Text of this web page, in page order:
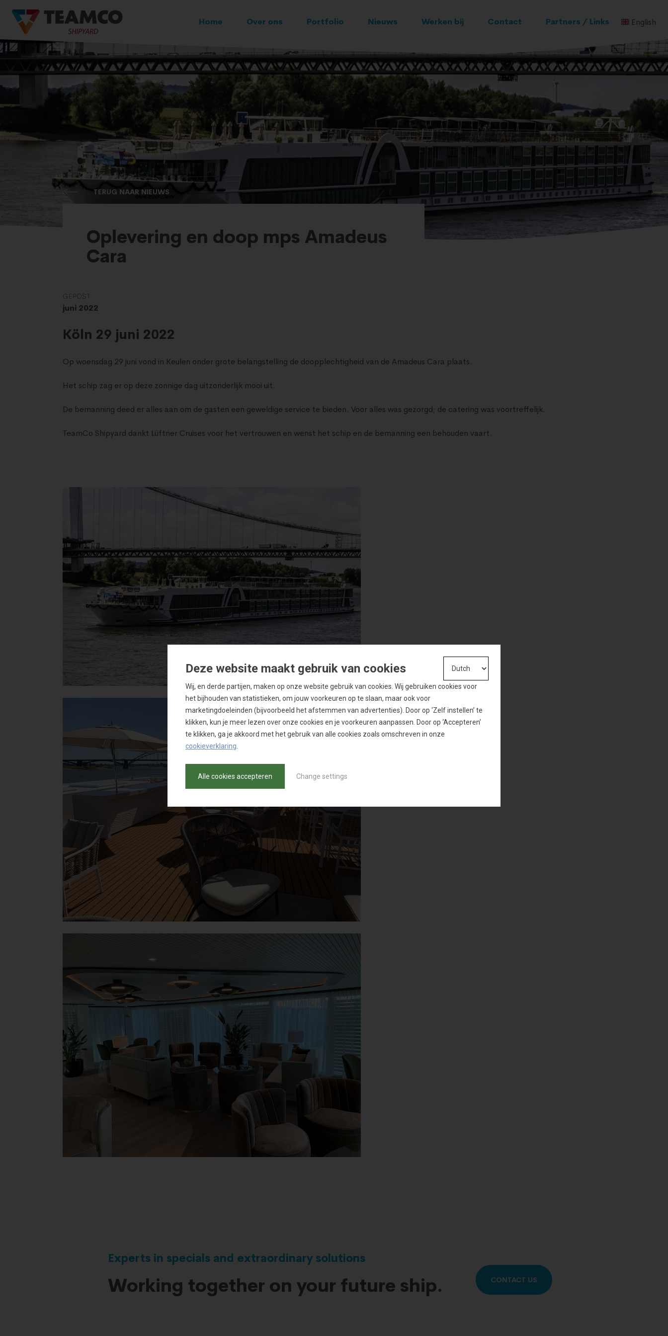
Home Over ons Portfolio Nieuws Werken bij Contact Partners / Links English
TERUG NAAR NIEUWS
Oplevering en doop mps Amadeus
Cara
GEPOST
juni 2022
Köln 29 juni 2022
Op woensdag 29 juni vond in Keulen onder grote belangstelling de doopplechtigheid van de Amadeus Cara plaats.
Het schip zag er op deze zonnige dag uitzonderlijk mooi uit.
De bemanning deed er alles aan om de gasten een geweldige service te bieden. Voor alles was gezorgd; de catering was voortreffelijk.
TeamCo Shipyard dankt Lüftner Cruises voor het vertrouwen en wenst het schip en de bemanning een behouden vaart.
Experts in specials and extraordinary solutions
Working together on your future ship. CONTACT US
Deze website maakt gebruik van cookies
Wij, en derde partijen, maken op onze website gebruik van cookies. Wij gebruiken cookies voor
het bijhouden van statistieken, om jouw voorkeuren op te slaan, maar ook voor
marketingdoeleinden (bijvoorbeeld het afstemmen van advertenties). Door op ‘Zelf instellen’ te
klikken, kun je meer lezen over onze cookies en je voorkeuren aanpassen. Door op ‘Accepteren’
te klikken, ga je akkoord met het gebruik van alle cookies zoals omschreven in onze
cookieverklaring
Alle cookies accepteren Change settings